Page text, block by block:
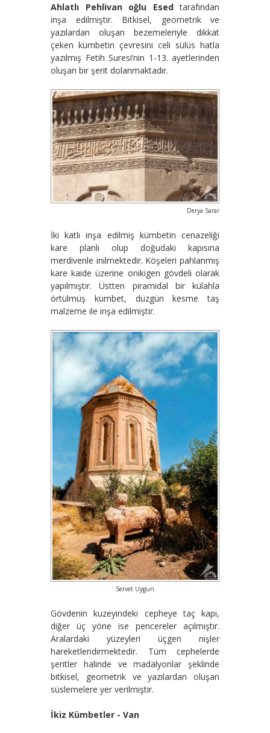
Ahlatlı Pehlivan oğlu Esedtarafından
inşa edilmiştir. Bitkisel, geometrik ve
yazılardan oluşan bezemeleriyle dikkat
çeken kümbetin çevresini celi sülüs hatla
yazılmış Fetih Suresi’nin 1-13. ayetlerinden
oluşan bir şerit dolanmaktadır.
Derya Sarar
İki katlı inşa edilmiş kümbetin cenazeliği
kare planlı olup doğudaki kapısına
merdivenle inilmektedir. Köşeleri pahlanmış
kare kaide üzerine onikigen gövdeli olarak
yapılmıştır. Üstten piramidal bir külahla
örtülmüş kümbet, düzgün kesme taş
malzeme ile inşa edilmiştir.
Servet Uygun
Gövdenin kuzeyindeki cepheye taç kapı,
diğer üç yöne ise pencereler açılmıştır.
Aralardaki yüzeyleri üçgen nişler
hareketlendirmektedir. Tüm cephelerde
şeritler halinde ve madalyonlar şeklinde
bitkisel, geometrik ve yazılardan oluşan
süslemelere yer verilmiştir.
İkiz Kümbetler - Van